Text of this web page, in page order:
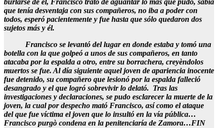
burlarse de él, Francisco trató de aguantar lo más que pudo, sabía
que tenía desventaja con sus compañeros, no iba a poder con
todos, esperó pacientemente y fue hasta que sólo quedaron dos
sujetos más y él.
Francisco se levantó del lugar en donde estaba y tomó una
botella con la que golpeó a unos de sus compañeros, en tanto
atacaba por la espalda a otro, entre su borrachera, creyèndolos
muertos se fue. Al día siguiente aquel joven de apariencia inocente
fue detenido, su compañero que lesionó por la espalda falleció
desangrado y el que logró sobrevivir lo delató. Tras las
investigaciones y declaraciones, se pudo esclarecer la muerte de la
joven, la cual por despecho mató Francisco, así como el ataque
del que fue víctima el joven que lo insultó en la vía pública…
Francisco purgò condena en la penitenciaría de Zamora…FIN